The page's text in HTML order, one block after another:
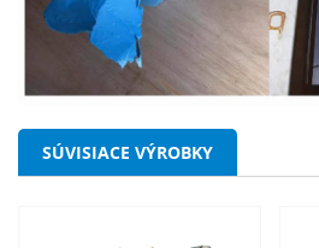
SÚVISIACE VÝROBKY